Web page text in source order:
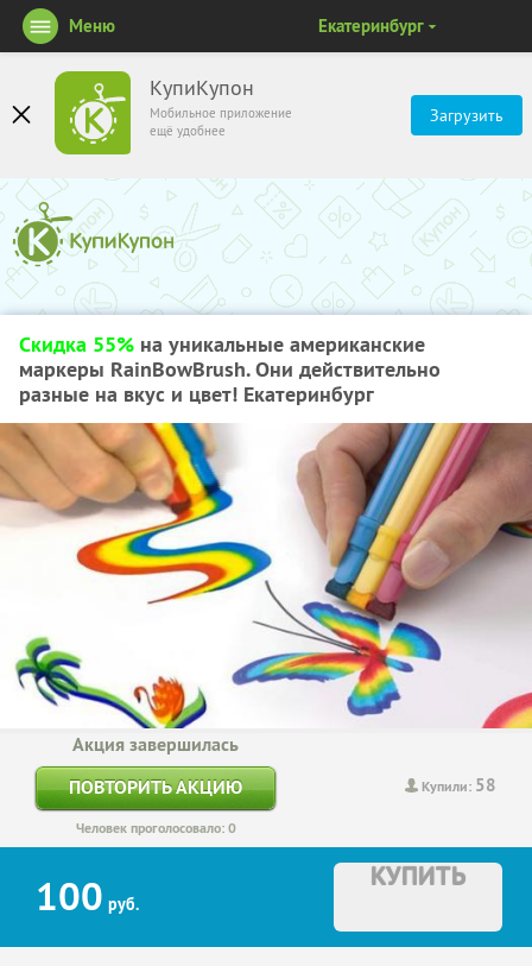
КупиКупон
Мобильное приложение
ещё удобнее
Загрузить
Меню Екатеринбург
Скидка 55% на уникальные американские
маркеры RainBowBrush. Они действительно
разные на вкус и цвет! Екатеринбург
Купили: 58
Акция завершилась
ПОВТОРИТЬ АКЦИЮ
Человек проголосовало: 0
100 руб.
КУПИТЬ